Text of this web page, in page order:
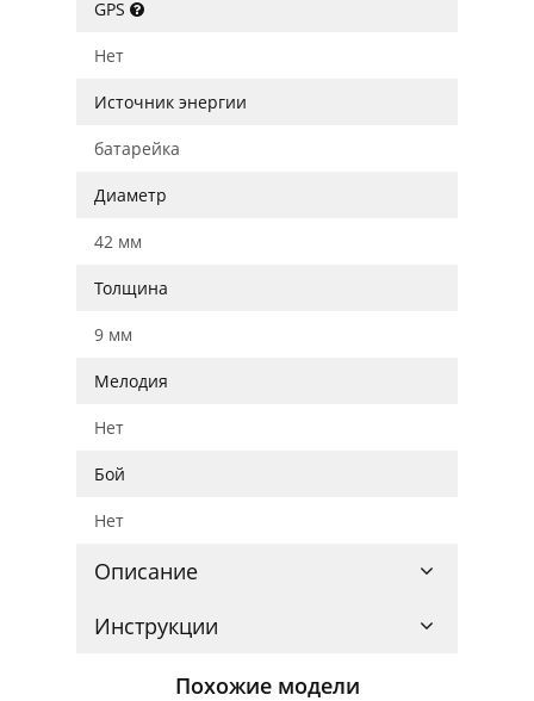
GPS
Нет
Источник энергии
батарейка
Диаметр
42 мм
Толщина
9 мм
Мелодия
Нет
Бой
Нет
Описание
Инструкции
Похожие модели